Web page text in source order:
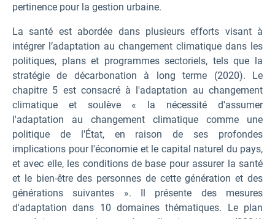
pertinence pour la gestion urbaine.
La santé est abordée dans plusieurs efforts visant à
intégrer l’adaptation au changement climatique dans les
politiques, plans et programmes sectoriels, tels que la
stratégie de décarbonation à long terme (2020). Le
chapitre 5 est consacré à l'adaptation au changement
climatique et soulève « la nécessité d'assumer
l'adaptation au changement climatique comme une
politique de l'État, en raison de ses profondes
implications pour l'économie et le capital naturel du pays,
et avec elle, les conditions de base pour assurer la santé
et le bien-être des personnes de cette génération et des
générations suivantes ». Il présente des mesures
d'adaptation dans 10 domaines thématiques. Le plan